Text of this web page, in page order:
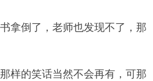
拿倒了，老师也发现不了，那
样的笑话当然不会再有，可那